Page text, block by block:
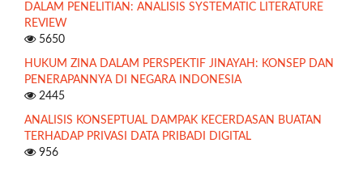
DALAM PENELITIAN: ANALISIS SYSTEMATIC LITERATURE
REVIEW
5650
HUKUM ZINA DALAM PERSPEKTIF JINAYAH: KONSEP DAN
PENERAPANNYA DI NEGARA INDONESIA
2445
ANALISIS KONSEPTUAL DAMPAK KECERDASAN BUATAN
TERHADAP PRIVASI DATA PRIBADI DIGITAL
956